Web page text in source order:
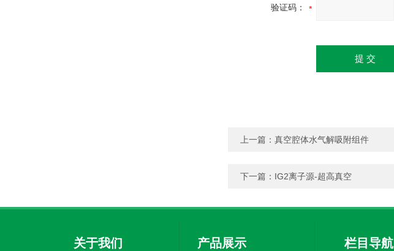
验证码：
上一篇： 真空腔体水气解吸附组件
下一篇： IG2离子源-超高真空
关于我们 产品展示 栏目导航